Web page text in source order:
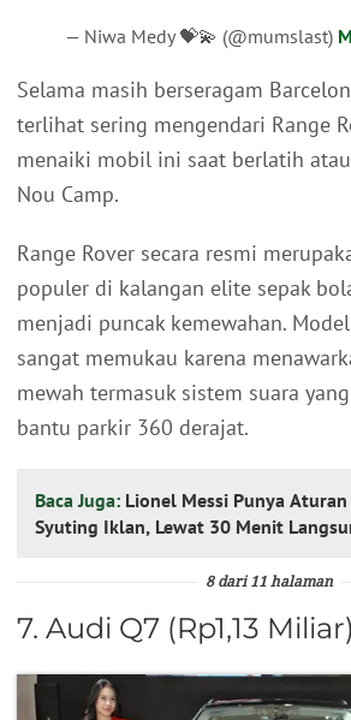
— Niwa Medy 💝💫 (@mumslast)
Selama masih berseragam
terlihat sering mengendari Range
menaiki mobil ini saat berlatih
Nou Camp.
Range Rover secara resmi
populer di kalangan elite sepak
menjadi puncak kemewahan.
sangat memukau karena
mewah termasuk sistem suara
bantu parkir 360 derajat.
Baca Juga: Lionel Messi Punya
Syuting Iklan, Lewat 30 Menit
8 dari 11 halaman
7. Audi Q7 (Rp1,13 Miliar)